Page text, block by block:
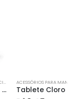
ACESSÓRIOS PARA MANUTENÇÃO DE PISCINA
Tablete Cloro 3 X 1 200g Quibenne